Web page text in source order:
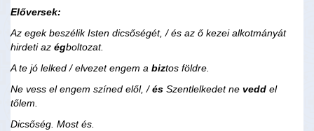
Előversek:
Az egek beszélik Isten dicsőségét, / és az ő kezei alkotmányát
hirdeti az égboltozat.
A te jó lelked / elvezet engem a biztos földre.
Ne vess el engem színed elől, /és Szentlelkedet ne vedd el
tőlem.
Dicsőség. Most és.